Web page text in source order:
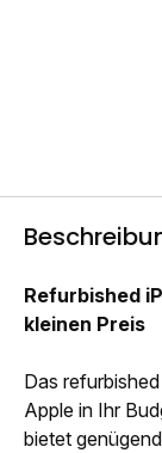
Refurbished
kleinen Preis
Das
Apple in Ihr
bietet